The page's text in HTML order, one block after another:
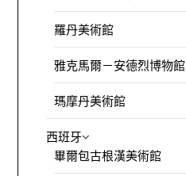
羅丹美術館
雅克馬爾－安德烈博物館
瑪摩丹美術館
西班牙
畢爾包古根漢美術館